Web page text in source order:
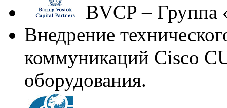
BVCP – Группа
Внедрение
коммуникаций Cisco
оборудования.